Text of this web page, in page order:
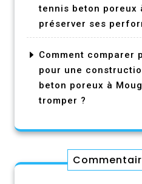
tennis beton poreux
préserver ses
Comment comparer
pour une
beton poreux à
tromper ?